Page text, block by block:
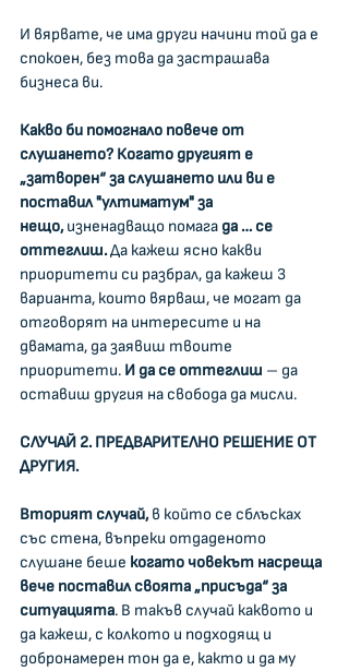
И вярвате, че има други начини той да е
спокоен, без това да застрашава
бизнеса ви.
Какво би помогнало повече от
слушането? Когато другият е
„затворен“ за слушането или ви е
поставил "ултиматум" за
нещо, изненадващо помага да … се
оттеглиш. Да кажеш ясно какви
приоритети си разбрал, да кажеш 3
варианта, които вярваш, че могат да
отговорят на интересите и на
двамата, да заявиш твоите
приоритети. И да се оттеглиш – да
оставиш другия на свобода да мисли.
СЛУЧАЙ 2. ПРЕДВАРИТЕЛНО РЕШЕНИЕ ОТ
ДРУГИЯ.
Вторият случай, в който се сблъсках
със стена, въпреки отдаденото
слушане беше когато човекът насреща
вече поставил своята „присъда“ за
ситуацията. В такъв случай каквото и
да кажеш, с колкото и подходящ и
добронамерен тон да е, както и да му